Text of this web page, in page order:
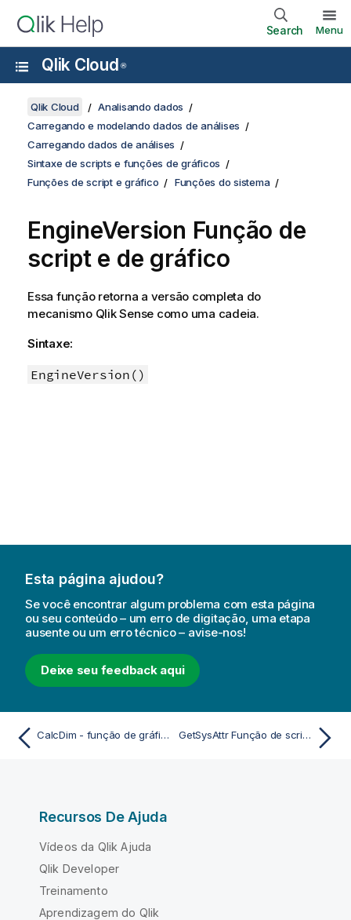
Search Menu
Qlik Cloud ®
Qlik Cloud
Analisando dados
Carregando e modelando dados de análises
Carregando dados de análises
Sintaxe de scripts e funções de gráficos
Funções de script e gráfico
Funções do sistema
EngineVersion Função de
script e de gráfico
Essa função retorna a versão completa do
mecanismo Qlik Sense como uma cadeia.
Sintaxe:
EngineVersion()
Esta página ajudou?
Se você encontrar algum problema com esta página
ou seu conteúdo – um erro de digitação, uma etapa
ausente ou um erro técnico – avise-nos!
Deixe seu feedback aqui
CalcDim - função de gráfico GetSysAttr Função de script e de gráfico
Recursos De Ajuda
Vídeos da Qlik Ajuda
Qlik Developer
Treinamento
Aprendizagem do Qlik